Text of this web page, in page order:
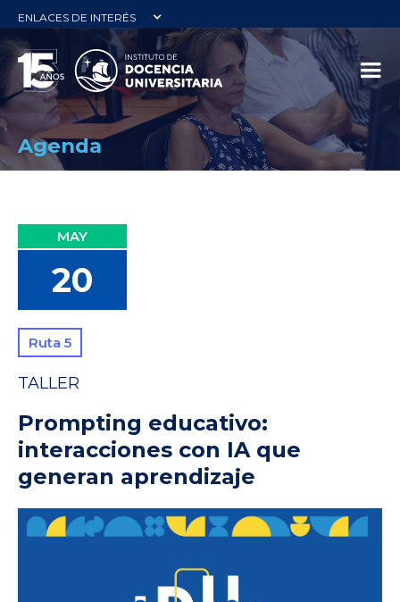
ENLACES DE INTERÉS
Agenda
MAY
20
Ruta 5
TALLER
Prompting educativo:
interacciones con IA que
generan aprendizaje